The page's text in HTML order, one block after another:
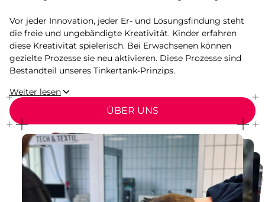
Vor jeder Innovation, jeder Er- und Lösungsfindung steht
die freie und ungebändigte Kreativität. Kinder erfahren
diese Kreativität spielerisch. Bei Erwachsenen können
gezielte Prozesse sie neu aktivieren. Diese Prozesse sind
Bestandteil unseres Tinkertank-Prinzips.
Weiter lesen
ÜBER UNS